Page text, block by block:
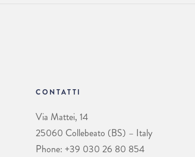
CONTATTI
Via Mattei, 14
25060 Collebeato (BS) – Italy
Phone: +39 030 26 80 854